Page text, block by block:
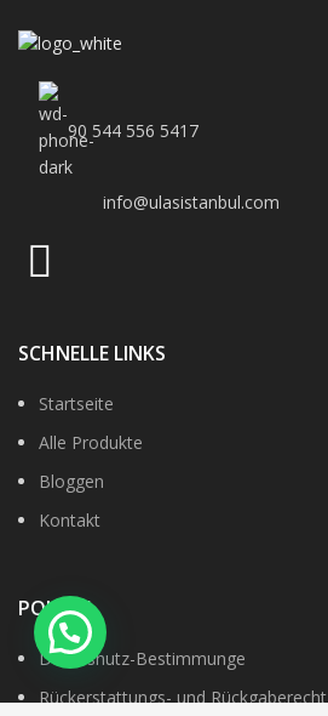
90 544 556 5417
info@ulasistanbul.com
SCHNELLE LINKS
Startseite
Alle Produkte
Bloggen
Kontakt
POLITIK
Datenshutz-Bestimmunge
Rückerstattungs- und Rückgaberecht